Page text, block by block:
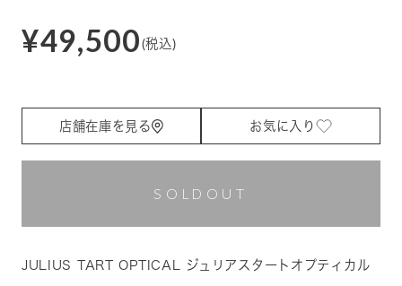
¥49,500 (税込)
店舗在庫を見る お気に入り
SOLDOUT
JULIUS TART OPTICAL ジュリアスタートオプティカル